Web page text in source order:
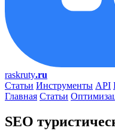
raskruty.ru
Статьи Инструменты API
Главная Статьи
SEO